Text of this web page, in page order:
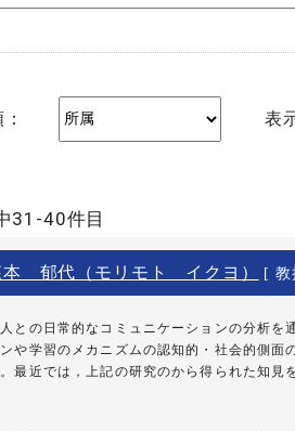
表
31-40件目
本 郁代（モリモト イクヨ） [ 教
人との日常的なコミュニケーションの分析を
や学習のメカニズムの認知的・社会的側面
最近では，上記の研究のから得られた知見